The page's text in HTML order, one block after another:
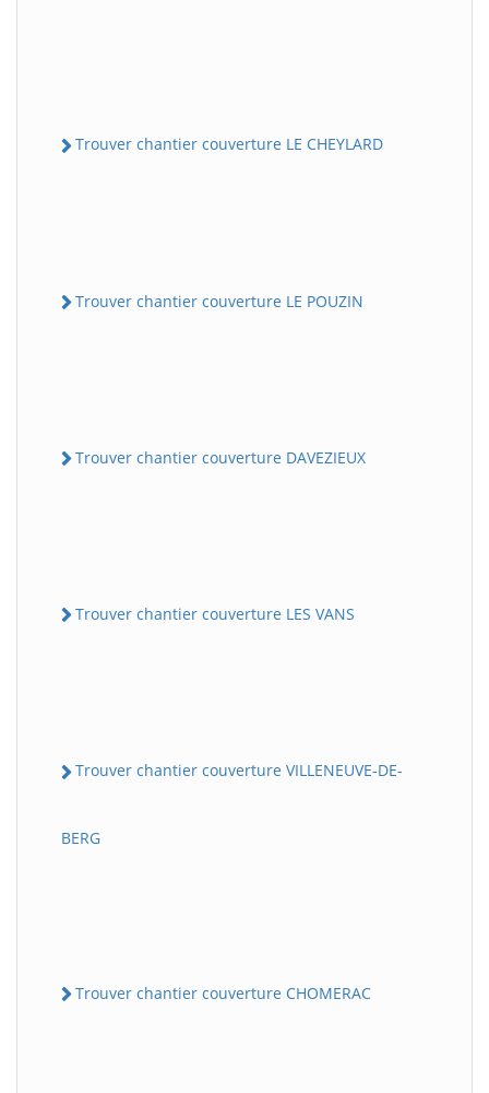
Trouver chantier couverture LE CHEYLARD
Trouver chantier couverture LE POUZIN
Trouver chantier couverture DAVEZIEUX
Trouver chantier couverture LES VANS
Trouver chantier couverture VILLENEUVE-DE-
BERG
Trouver chantier couverture CHOMERAC